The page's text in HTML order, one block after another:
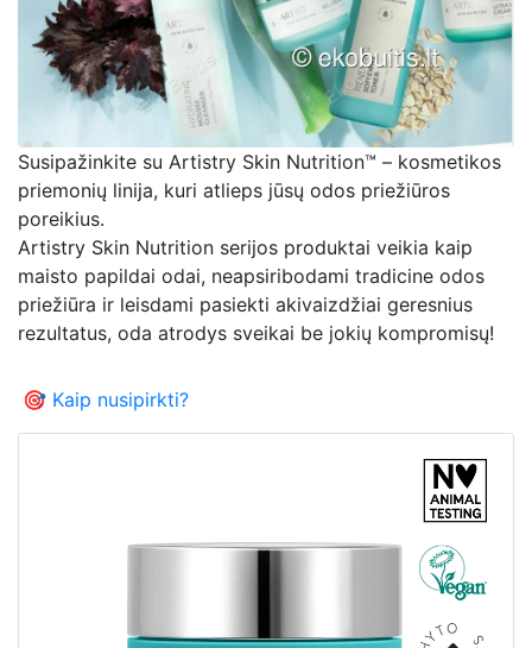
Susipažinkite su Artistry Skin Nutrition™ – kosmetikos
priemonių linija, kuri atlieps jūsų odos priežiūros
poreikius.
Artistry Skin Nutrition serijos produktai veikia kaip
maisto papildai odai, neapsiribodami tradicine odos
priežiūra ir leisdami pasiekti akivaizdžiai geresnius
rezultatus, oda atrodys sveikai be jokių kompromisų!
🎯 Kaip nusipirkti?